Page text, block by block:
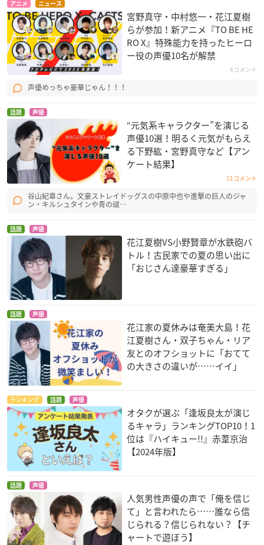
アニメ ニュース
宮野真守・中村悠一・花江夏樹
らが参加！新アニメ『TO BE HE
RO X』特殊能力を持ったヒーロ
ー役の声優10名が解禁
4コメント
声優めっちゃ豪華じゃん！！！
話題 声優
“元気系キャラクター”を演じる
声優10選！明るく元気がもらえ
る下野紘・宮野真守など【アン
ケート結果】
11コメント
谷山紀章さん。文豪ストレイドッグスの中原中也や進撃の巨人のジャ
ン・キルシュタインや青の祓…
話題 声優
花江夏樹VS小野賢章が水鉄砲バ
トル！古民家での夏の思い出に
「おじさん達豪華すぎる」
話題 声優
花江家の夏休みは奄美大島！花
江夏樹さん・双子ちゃん・リア
友とのオフショットに「おてて
の大きさの違いが……イイ」
ランキング 話題 声優
オタクが選ぶ「逢坂良太が演じ
るキャラ」ランキングTOP10！1
位は『ハイキュー!!』赤葦京治
【2024年版】
話題 声優
人気男性声優の声で「俺を信じ
て」と言われたら……誰なら信
じられる？信じられない？【チ
ャートで遊ぼう】